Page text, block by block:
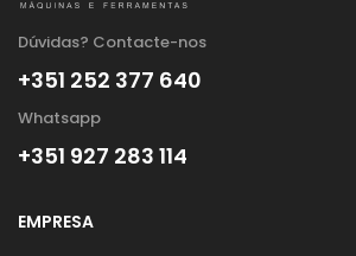
Dúvidas? Contacte-nos
+351 252 377 640
Whatsapp
+351 927 283 114
EMPRESA